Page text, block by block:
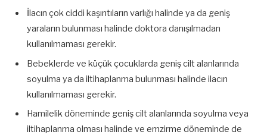
İlacın çok ciddi kaşıntıların varlığı halinde ya da geniş
yaraların bulunması halinde doktora danışılmadan
kullanılmaması gerekir.
Bebeklerde ve küçük çocuklarda geniş cilt alanlarında
soyulma ya da iltihaplanma bulunması halinde ilacın
kullanılmaması gerekir.
Hamilelik döneminde geniş cilt alanlarında soyulma veya
iltihaplanma olması halinde ve emzirme döneminde de